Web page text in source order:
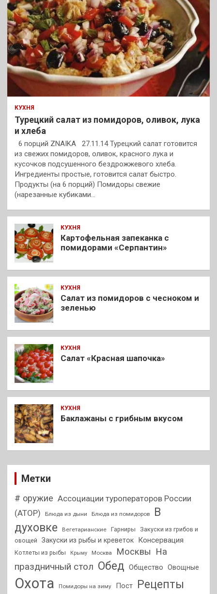
КУХНЯ
Турецкий салат из помидоров, оливок, лука
и хлеба
6 порций ZNAIKA 27.11.14 Турецкий салат готовится
из свежих помидоров, оливок, красного лука и
кусочков подсушенного бездрожжевого хлеба.
Ингредиенты простые, готовится салат быстро.
Продукты (на 6 порций) Помидоры свежие
(нарезанные кубиками…
КУХНЯ
Картофельная запеканка с
помидорами «Серпантин»
КУХНЯ
Салат из помидоров с чесноком и
зеленью
КУХНЯ
Салат «Красная шапочка»
КУХНЯ
Баклажаны с грибным вкусом
Метки
# оружие Ассоциации туроператоров России
(АТОР)
Блюда из дыни Блюда из помидоров
В
духовке
Вегетарианские Гарниры
Закуски из грибов и
овощей
Закуски из рыбы и креветок Консервация
Котлеты из рыбы Крыму Москва Москвы На
праздничный стол Обед Общество Овощные
Охота Помидоры на зиму Пост
Рецепты